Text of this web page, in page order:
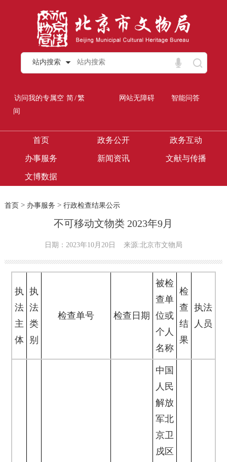
站内搜索
访问我的专属空
间
简/繁 网站无障碍 智能问答
首页 政务公开 政务互动
办事服务 新闻资讯 文献与传播
文博数据
首页> 办事服务 > 行政检查结果公示
不可移动文物类 2023年9月
日期：2023年10月20日 来源:北京市文物局
执
法
主
体
执
法
类
别
检查单号 检查日期
被检
查单
位或
个人
名称
检
查
结
果
执法
人员
中国
人民
解放
军北
京卫
戍区